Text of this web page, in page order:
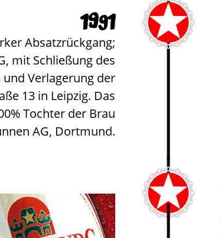
1991
Absatzrückgang;
mit Schließung des
Verlagerung der
13 in Leipzig. Das
Tochter der Brau
AG, Dortmund.